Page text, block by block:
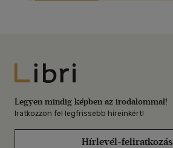
Libri
Legyen mindig képben az irodalommal!
Iratkozzon fel legfrissebb híreinkért!
Hírlevél-feliratkozás